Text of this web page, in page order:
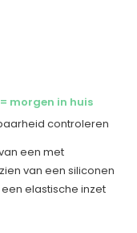
morgen in huis
controleren
een met
van een siliconen
elastische inzet